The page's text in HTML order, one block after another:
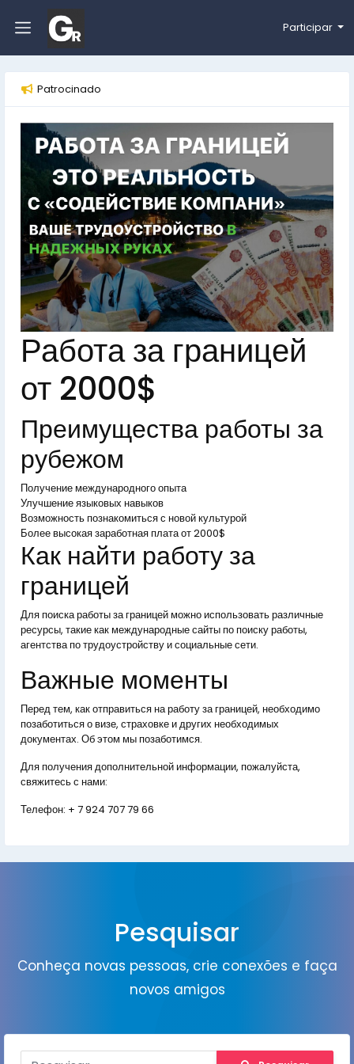
Participar
Patrocinado
Работа за границей
от 2000$
Преимущества работы за
рубежом
Получение международного опыта
Улучшение языковых навыков
Возможность познакомиться с новой культурой
Более высокая заработная плата от 2000$
Как найти работу за
границей
Для поиска работы за границей можно использовать различные
ресурсы, такие как международные сайты по поиску работы,
агентства по трудоустройству и социальные сети.
Важные моменты
Перед тем, как отправиться на работу за границей, необходимо
позаботиться о визе, страховке и других необходимых
документах. Об этом мы позаботимся.
Для получения дополнительной информации, пожалуйста,
свяжитесь с нами:
Телефон: + 7 924 707 79 66
Pesquisar
Conheça novas pessoas, crie conexões e faça
novos amigos